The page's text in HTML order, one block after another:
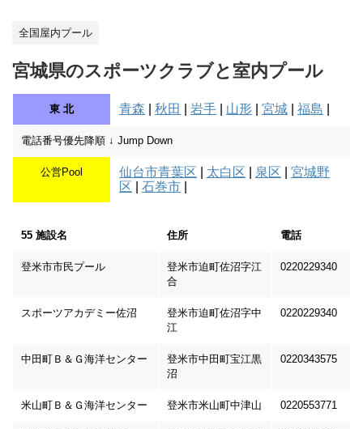
全国屋内プール
宮城県のスポーツクラブと室内プール
東 北 青森 秋田 岩手 山形 宮城 福島
電話番号優先降順 ↓ Jump Down
公営Pool 仙台市青葉区 太白区 泉区
宮城野
区
石巻市
55 施設名 住所 電話
登米市市民プール
登米市迫町佐沼字江
合
0220229340
スポーツアカデミー佐沼
登米市迫町佐沼字中
江
0220229340
中田町Ｂ＆Ｇ海洋センター
登米市中田町宝江黒
沼
0220343575
米山町Ｂ＆Ｇ海洋センター 登米市米山町中津山 0220553771